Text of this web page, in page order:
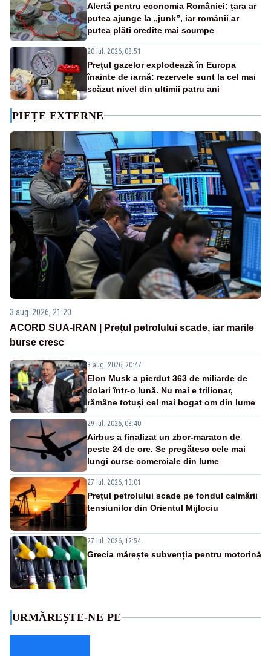
Alertă pentru economia României: țara ar
putea ajunge la „junk”, iar românii ar
putea plăti credite mai scumpe
20 iul. 2026, 08:51
Prețul gazelor explodează în Europa
înainte de iarnă: rezervele sunt la cel mai
scăzut nivel din ultimii patru ani
PIEȚE EXTERNE
3 aug. 2026, 21:20
ACORD SUA-IRAN | Prețul petrolului scade, iar marile
burse cresc
3 aug. 2026, 20:47
Elon Musk a pierdut 363 de miliarde de
dolari într-o lună. Nu mai e trilionar,
rămâne totuși cel mai bogat om din lume
29 iul. 2026, 08:40
Airbus a finalizat un zbor-maraton de
peste 24 de ore. Se pregătesc cele mai
lungi curse comerciale din lume
27 iul. 2026, 13:01
Prețul petrolului scade pe fondul calmării
tensiunilor din Orientul Mijlociu
27 iul. 2026, 12:54
Grecia mărește subvenția pentru motorină
URMĂREȘTE-NE PE